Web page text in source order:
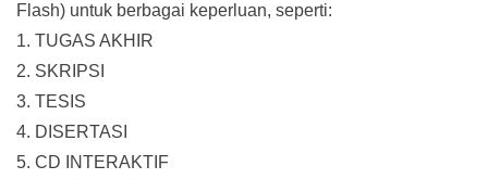
Flash) untuk berbagai keperluan, seperti:
1. TUGAS AKHIR
2. SKRIPSI
3. TESIS
4. DISERTASI
5. CD INTERAKTIF